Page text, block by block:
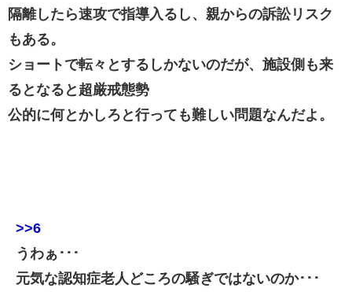
隔離したら速攻で指導入るし、親からの訴訟リスク
もある。
ショートで転々とするしかないのだが、施設側も来
るとなると超厳戒態勢
公的に何とかしろと行っても難しい問題なんだよ。
>>6
うわぁ･･･
元気な認知症老人どころの騒ぎではないのか･･･